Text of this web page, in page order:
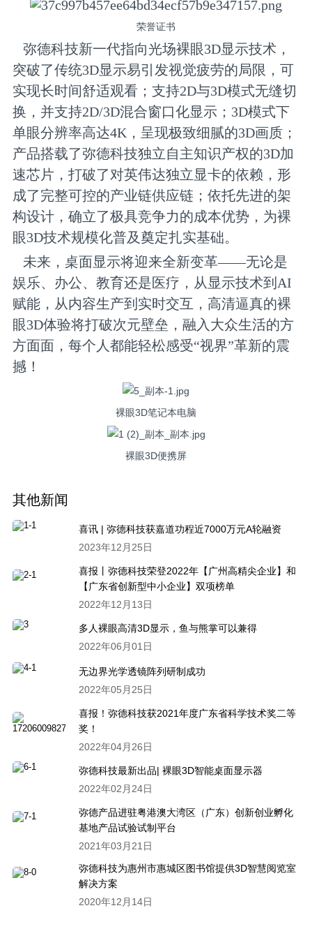
荣誉证书
弥德科技新一代指向光场裸眼3D显示技术，
突破了传统3D显示易引发视觉疲劳的局限，可
实现长时间舒适观看；支持2D与3D模式无缝切
换，并支持2D/3D混合窗口化显示；3D模式下
单眼分辨率高达4K，呈现极致细腻的3D画质；
产品搭载了弥德科技独立自主知识产权的3D加
速芯片，打破了对英伟达独立显卡的依赖，形
成了完整可控的产业链供应链；依托先进的架
构设计，确立了极具竞争力的成本优势，为裸
眼3D技术规模化普及奠定扎实基础。
未来，桌面显示将迎来全新变革——无论是
娱乐、办公、教育还是医疗，从显示技术到AI
赋能，从内容生产到实时交互，高清逼真的裸
眼3D体验将打破次元壁垒，融入大众生活的方
方面面，每个人都能轻松感受“视界”革新的震
撼！
裸眼3D笔记本电脑
裸眼3D便携屏
其他新闻
喜讯 | 弥德科技获嘉道功程近7000万元A轮融资
2023年12月25日
喜报丨弥德科技荣登2022年【广州高精尖企业】和
【广东省创新型中小企业】双项榜单
2022年12月13日
多人裸眼高清3D显示，鱼与熊掌可以兼得
2022年06月01日
无边界光学透镜阵列研制成功
2022年05月25日
喜报！弥德科技获2021年度广东省科学技术奖二等
奖！
2022年04月26日
弥德科技最新出品| 裸眼3D智能桌面显示器
2022年02月24日
弥德产品进驻粤港澳大湾区（广东）创新创业孵化
基地产品试验试制平台
2021年03月21日
弥德科技为惠州市惠城区图书馆提供3D智慧阅览室
解决方案
2020年12月14日